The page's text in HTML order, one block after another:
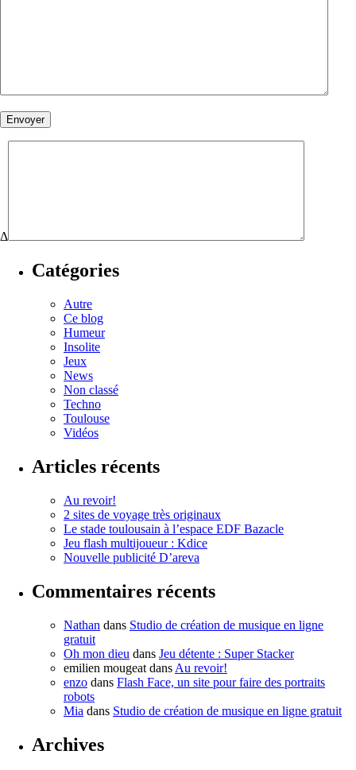
Δ
Catégories
Autre
Ce blog
Humeur
Insolite
Jeux
News
Non classé
Techno
Toulouse
Vidéos
Articles récents
Au revoir!
2 sites de voyage très originaux
Le stade toulousain à l’espace EDF Bazacle
Jeu flash multijoueur : Kdice
Nouvelle publicité D’areva
Commentaires récents
Nathan dans Studio de création de musique en ligne
gratuit
Oh mon dieu dans Jeu détente : Super Stacker
emilien mougeat dans Au revoir!
enzo dans Flash Face, un site pour faire des portraits
robots
Mia dans Studio de création de musique en ligne gratuit
Archives